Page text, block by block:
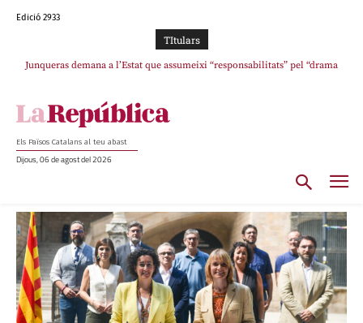
Edició 2933
TItulars
Junqueras demana a l’Estat que assumeixi “responsabilitats” pel “drama
Els Països Catalans al teu abast
Dijous, 06 de agost del 2026